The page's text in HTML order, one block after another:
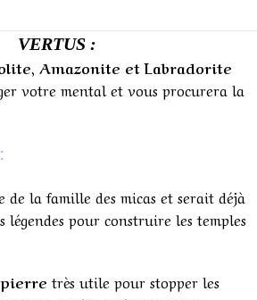
VERTUS :
Amazonite et Labradorite
votre mental et vous procurera la
la famille des micas et serait déjà
légendes pour construire les temples
pierre très utile pour stopper les